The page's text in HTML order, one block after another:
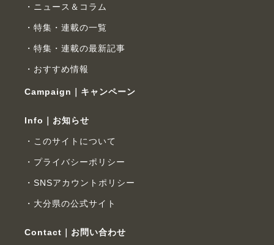
ニュース＆コラム
特集・連載の一覧
特集・連載の最新記事
おすすめ情報
Campaign｜キャンペーン
Info｜お知らせ
このサイトについて
プライバシーポリシー
SNSアカウントポリシー
大分県の公式サイト
Contact｜お問い合わせ